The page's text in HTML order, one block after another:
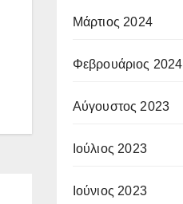
Μάρτιος 2024
Φεβρουάριος 2024
Αύγουστος 2023
Ιούλιος 2023
Ιούνιος 2023